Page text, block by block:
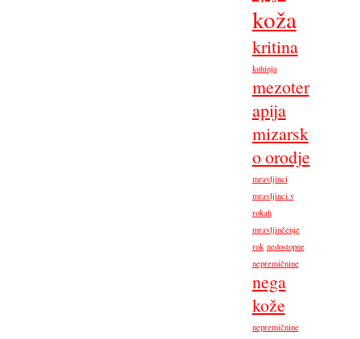
koža
kritina
kuhinja
mezoter
apija
mizarsk
o orodje
mravljinci
mravljinci v
rokah
mravljinčenje
rok nedostopne
nepremičnine
nega
kože
nepremičnine